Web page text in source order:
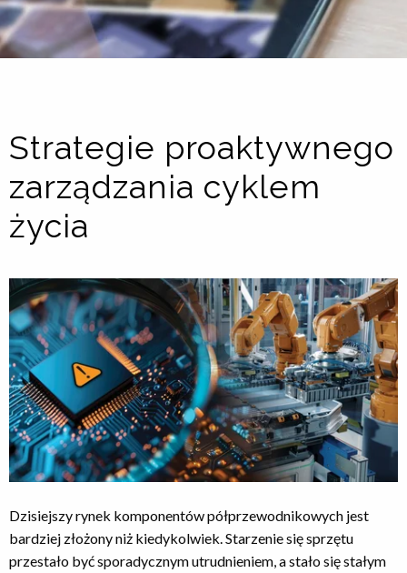
Strategie proaktywnego
zarządzania cyklem
życia
Dzisiejszy rynek komponentów półprzewodnikowych jest
bardziej złożony niż kiedykolwiek. Starzenie się sprzętu
przestało być sporadycznym utrudnieniem, a stało się stałym